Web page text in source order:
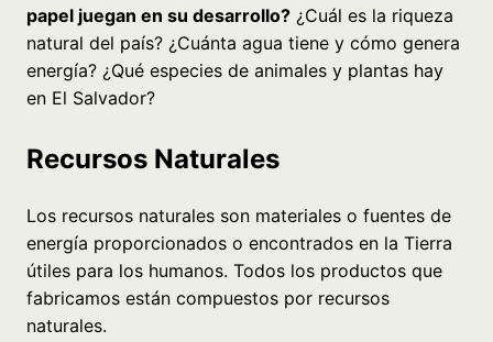
papel juegan en su desarrollo? ¿Cuál es la riqueza
natural del país? ¿Cuánta agua tiene y cómo genera
energía? ¿Qué especies de animales y plantas hay
en El Salvador?
Recursos Naturales
Los recursos naturales son materiales o fuentes de
energía proporcionados o encontrados en la Tierra
útiles para los humanos. Todos los productos que
fabricamos están compuestos por recursos
naturales.